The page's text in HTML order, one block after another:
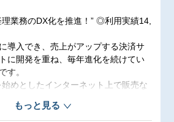
業務のDX化を推進！” ◎利用実績14,
導入でき、売上がアップする決済サ
に開発を重ね、毎年進化を続けてい
す。
めとしたインターネット上で販売な
済を代行するサービスを行っていま
もっと見る